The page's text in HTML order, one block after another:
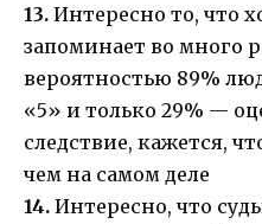
13. Интересно то, что
запоминает во много
вероятностью 89%
«5» и только 29% —
следствие, кажется,
чем на самом деле
14. Интересно, что